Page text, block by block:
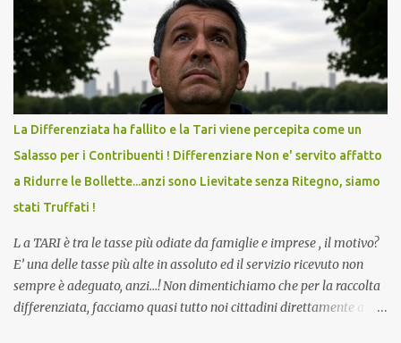
andava bene anche, a Temperatura Ambiente"! Riproponiamo
l'articolo per NON Dimenticare!
La Differenziata ha fallito e la Tari viene percepita come un
Salasso per i Contribuenti ! Differenziare Non e' servito affatto
a Ridurre le Bollette...anzi sono Lievitate senza Ritegno, siamo
stati Truffati !
L a TARI è tra le tasse più odiate da famiglie e imprese , il motivo?
E’ una delle tasse più alte in assoluto ed il servizio ricevuto non
sempre è adeguato, anzi…! Non dimentichiamo che per la raccolta
differenziata, facciamo quasi tutto noi cittadini direttamente a